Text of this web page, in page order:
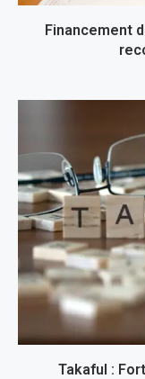
Financement
Takaful :